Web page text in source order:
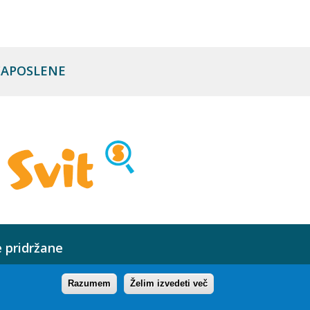
Razumem Želim izvedeti več
pridržane